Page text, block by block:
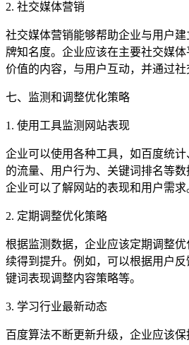
2. 社交媒体营销
社交媒体营销能够帮助企业与用户
牌知名度。企业应该在主要社交媒
价值的内容，与用户互动，并通过社
七、监测和调整优化策略
1. 使用工具监测网站表现
企业可以使用各种工具，如百度统
的流量、用户行为、关键词排名等数
企业可以了解网站的表现和用户需求
2. 定期调整优化策略
根据监测数据，企业应该定期调整
续得到提升。例如，可以根据用户
键词表现调整内容策略等。
3. 学习行业最新动态
百度算法不断更新升级，企业应该